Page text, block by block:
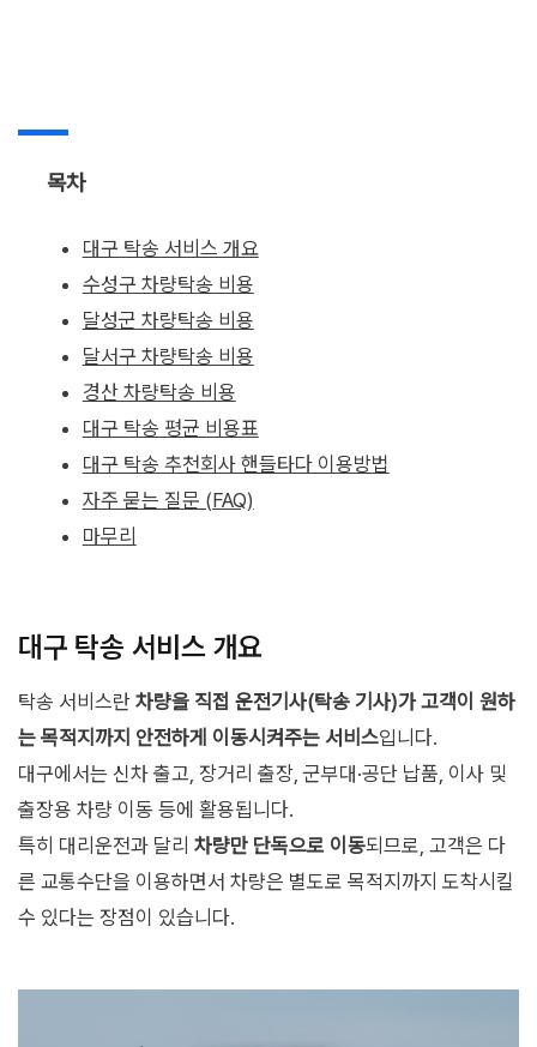
목차
대구 탁송 서비스 개요
수성구 차량탁송 비용
달성군 차량탁송 비용
달서구 차량탁송 비용
경산 차량탁송 비용
대구 탁송 평균 비용표
대구 탁송 추천회사 핸들타다 이용방법
자주 묻는 질문 (FAQ)
마무리
대구 탁송 서비스 개요
탁송 서비스란 차량을 직접 운전기사(탁송 기사)가 고객이 원하
는 목적지까지 안전하게 이동시켜주는 서비스입니다.
대구에서는 신차 출고, 장거리 출장, 군부대·공단 납품, 이사 및
출장용 차량 이동 등에 활용됩니다.
특히 대리운전과 달리 차량만 단독으로 이동되므로, 고객은 다
른 교통수단을 이용하면서 차량은 별도로 목적지까지 도착시킬
수 있다는 장점이 있습니다.